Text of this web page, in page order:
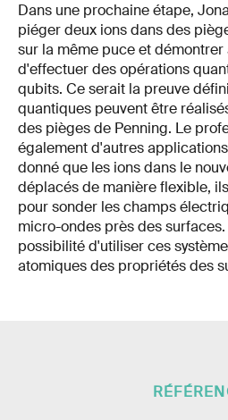
Dans une prochaine étape,
piéger deux ions dans des
sur la même puce et
d'effectuer des opérations
qubits. Ce serait la preuve
quantiques peuvent être
des pièges de Penning. Le
également d'autres
donné que les ions dans le
déplacés de manière flexible,
pour sonder les champs
micro-ondes près des
possibilité d'utiliser ces
atomiques des propriétés des